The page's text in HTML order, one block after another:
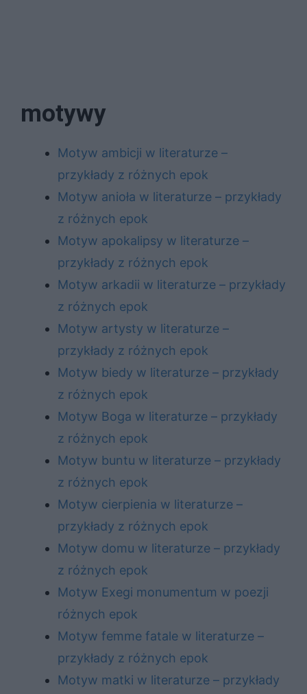
motywy
Motyw ambicji w literaturze –
przykłady z różnych epok
Motyw anioła w literaturze – przykłady
z różnych epok
Motyw apokalipsy w literaturze –
przykłady z różnych epok
Motyw arkadii w literaturze – przykłady
z różnych epok
Motyw artysty w literaturze –
przykłady z różnych epok
Motyw biedy w literaturze – przykłady
z różnych epok
Motyw Boga w literaturze – przykłady
z różnych epok
Motyw buntu w literaturze – przykłady
z różnych epok
Motyw cierpienia w literaturze –
przykłady z różnych epok
Motyw domu w literaturze – przykłady
z różnych epok
Motyw Exegi monumentum w poezji
różnych epok
Motyw femme fatale w literaturze –
przykłady z różnych epok
Motyw matki w literaturze – przykłady